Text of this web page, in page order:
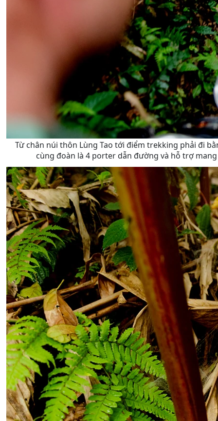
Từ chân núi thôn Lùng Tao tới điểm trekking phải đi
cùng đoàn là 4 porter dẫn đường và hỗ trợ